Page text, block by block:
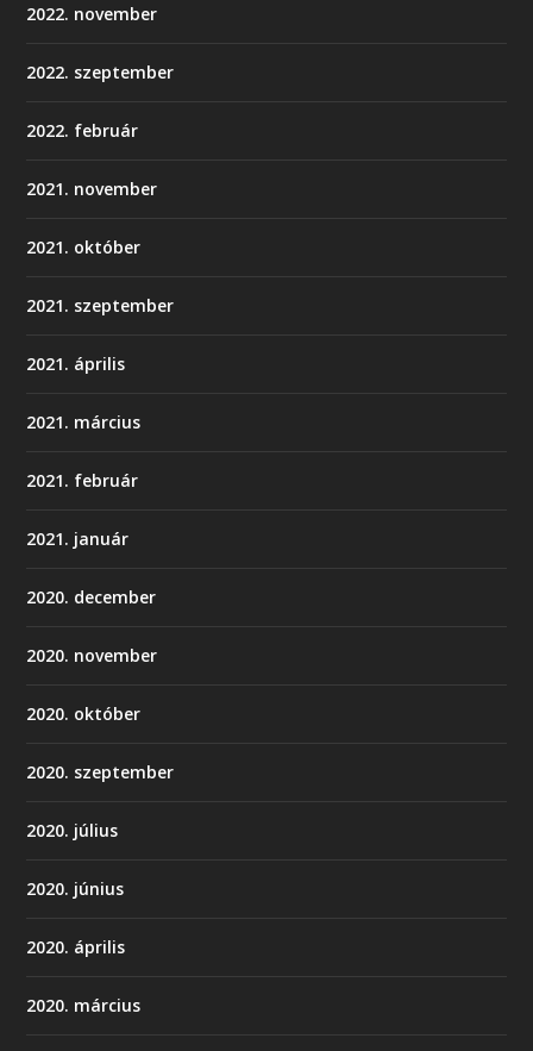
2022. november
2022. szeptember
2022. február
2021. november
2021. október
2021. szeptember
2021. április
2021. március
2021. február
2021. január
2020. december
2020. november
2020. október
2020. szeptember
2020. július
2020. június
2020. április
2020. március